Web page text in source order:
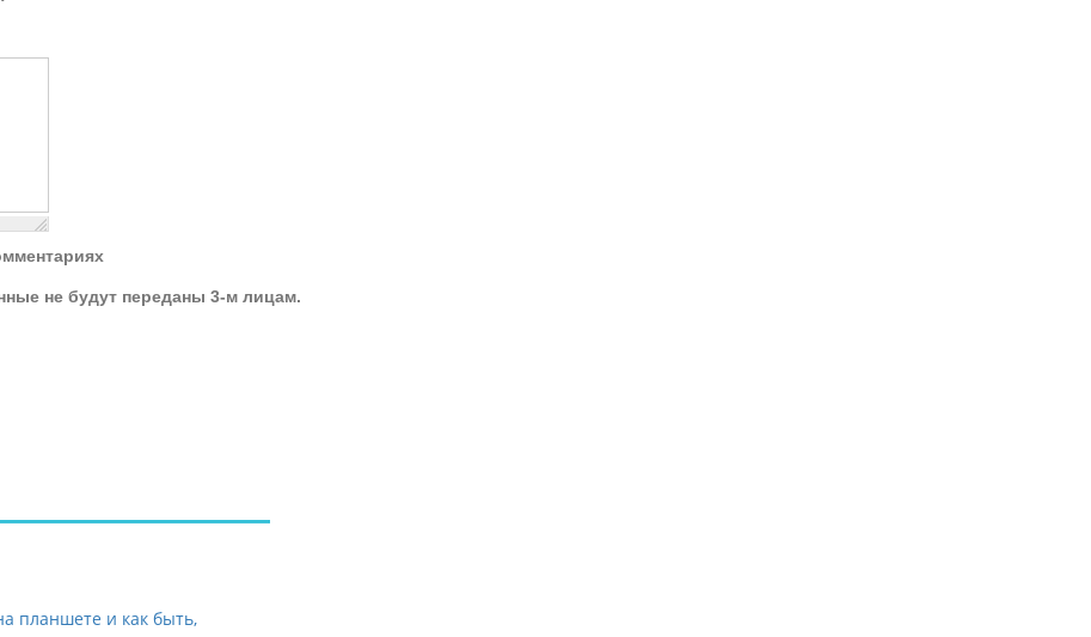
не будут переданы 3-м лицам.
планшете и как быть,